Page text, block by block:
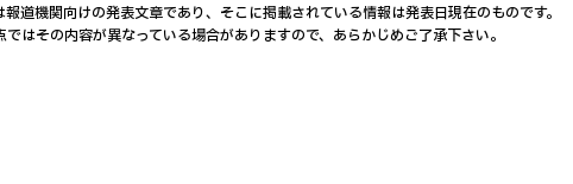
報道機関向けの発表文章であり、そこに掲載されている情報は発表日現在のものです。
ではその内容が異なっている場合がありますので、あらかじめご了承下さい。